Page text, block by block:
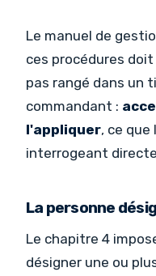
Le manuel de
ces procédures
pas rangé dans un
commandant :
l'appliquer, ce
interrogeant
La personne
Le chapitre 4
désigner une ou